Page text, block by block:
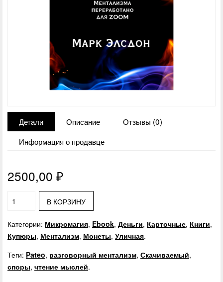
Детали Описание
Отзывы (0)
Информация о продавце
2500,00 ₽
В КОРЗИНУ
Категории: Микромагия, Ebook, Деньги, Карточные, Книги,
Купюры, Ментализм, Монеты, Уличная.
Теги: Pateo, разговорный ментализм, Скачиваемый,
споры, чтение мыслей.